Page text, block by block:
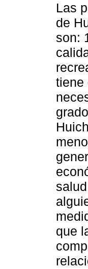
Las
de
son:
tiene
que